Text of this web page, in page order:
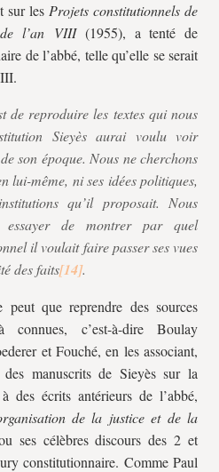
sur les Projets constitutionnels de
de l’an VIII(1955), a tenté de
de l’abbé, telle qu’elle se serait
de reproduire les textes qui nous
Sieyès aurai voulu voir
son époque. Nous ne cherchons
lui-même, ni ses idées politiques,
qu’il proposait. Nous
essayer de montrer par quel
il voulait faire passer ses vues
des faits
.
que reprendre des sources
connues, c’est-à-dire Boulay
et Fouché, en les associant,
manuscrits de Sieyès sur la
écrits antérieurs de l’abbé,
de la justice et de la
ses célèbres discours des 2 et
constitutionnaire. Comme Paul